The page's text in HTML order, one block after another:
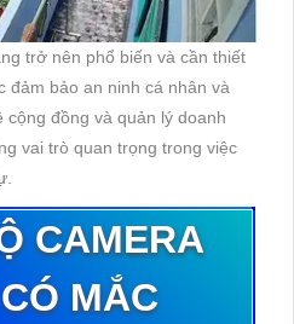
trở nên phổ biến và cần thiết
đảm bảo an ninh cá nhân và
đồng và quản lý doanh
vai trò quan trọng trong việc
CAMERA
MẮC